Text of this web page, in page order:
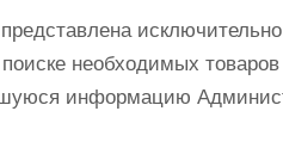
необходимых
информацию